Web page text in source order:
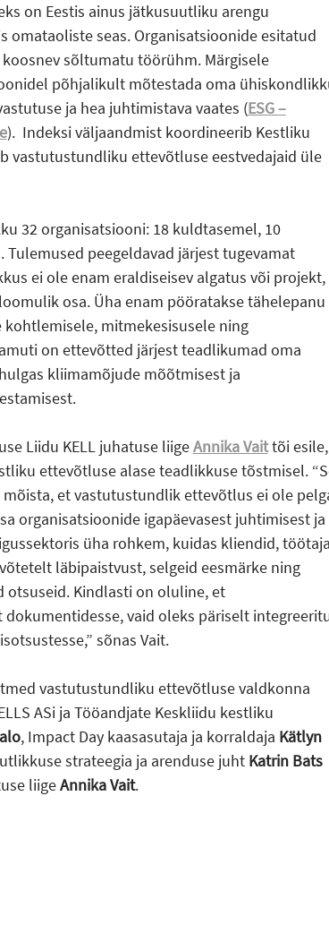
on Eestis ainus jätkusuutliku arengu
omataoliste seas. Organisatsioonide esitatud
sõltumatu töörühm. Märgisele
põhjalikult mõtestada oma
ja hea juhtimistava vaates (ESG –
). Indeksi väljaandmist koordineerib Kestliku
vastutustundliku ettevõtluse eestvedajaid üle
32 organisatsiooni: 18 kuldtasemel, 10
peegeldavad järjest tugevamat
ei ole enam eraldiseisev algatus või projekt,
osa. Üha enam pööratakse tähelepanu
mitmekesisusele ning
on ettevõtted järjest teadlikumad oma
kliimamõjude mõõtmisest ja
Liidu KELL juhatuse liigeAnnika Vaittõi
ettevõtluse alase teadlikkuse tõstmisel.
et vastutustundlik ettevõtlus ei ole
organisatsioonide igapäevasest juhtimisest ja
üha rohkem, kuidas kliendid,
läbipaistvust, selgeid eesmärke ning
Kindlasti on oluline, et
vaid oleks päriselt
sõnas Vait.
vastutustundliku ettevõtluse valdkonna
ASi ja Tööandjate Keskliidu kestliku
, Impact Day kaasasutaja ja korraldaja Kätlyn
strateegia ja arenduse juht Katrin Bats
liigeAnnika Vait.